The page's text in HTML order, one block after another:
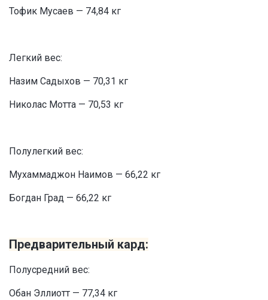
Тофик Мусаев — 74,84 кг
Легкий вес:
Назим Садыхов — 70,31 кг
Николас Мотта — 70,53 кг
Полулегкий вес:
Мухаммаджон Наимов — 66,22 кг
Богдан Град — 66,22 кг
Предварительный кард:
Полусредний вес:
Обан Эллиотт — 77,34 кг